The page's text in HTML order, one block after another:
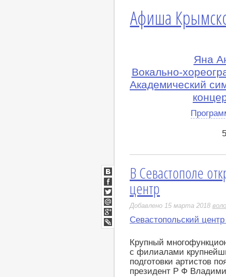
Афиша
Яна
Вокально-
Академический
В Севастополе
центр
Добавлено 15 марта 2018
Севастопольский
Крупный
с филиалами
подготовки артистов
президент Р Ф
ВКонтакте
Facebook
Twitter
Мой
Мир
Google+
LiveJournal